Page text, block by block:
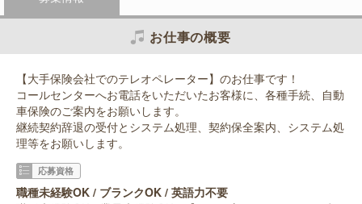
お仕事の概要
【大手保険会社でのテレオペレーター】のお仕事です！
コールセンターへお電話をいただいたお客様に、各種手続、自動
車保険のご案内をお願いします。
継続契約辞退の受付とシステム処理、契約保全案内、システム処
理等をお願いします。
応募資格
職種未経験OK / ブランクOK / 英語力不要